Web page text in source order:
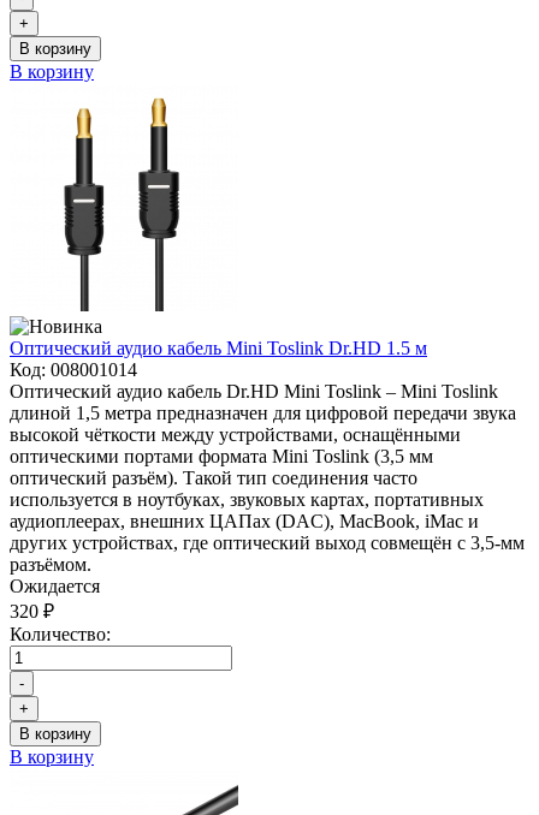
+
В корзину
В корзину
Оптический аудио кабель Mini Toslink Dr.HD 1.5 м
Код: 008001014
Оптический аудио кабель Dr.HD Mini Toslink – Mini Toslink
длиной 1,5 метра предназначен для цифровой передачи звука
высокой чёткости между устройствами, оснащёнными
оптическими портами формата Mini Toslink (3,5 мм
оптический разъём). Такой тип соединения часто
используется в ноутбуках, звуковых картах, портативных
аудиоплеерах, внешних ЦАПах (DAC), MacBook, iMac и
других устройствах, где оптический выход совмещён с 3,5-мм
разъёмом.
Ожидается
320 ₽
Количество:
-
+
В корзину
В корзину